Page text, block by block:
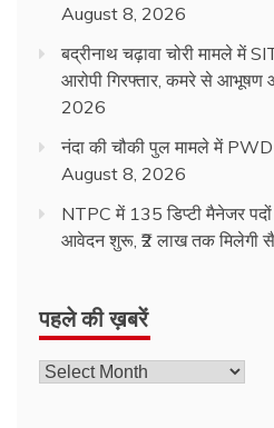
August 8, 2026
बद्रीनाथ चढ़ावा चोरी मामले में
आरोपी गिरफ्तार, कमरे से आभूषण
2026
नंदा की चौकी पुल मामले में
August 8, 2026
NTPC में 135 डिप्टी मैनेजर
आवेदन शुरू, ₹2 लाख तक मिलेगी
पहले की ख़बरें